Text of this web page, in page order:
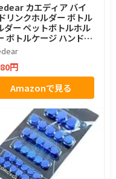
カエディア バイ
リンクホルダー ボトル
ダー ペットボトルホル
ボトルケージ ハンドル
KDR-M21 (ブラック)
円
Amazonで見る